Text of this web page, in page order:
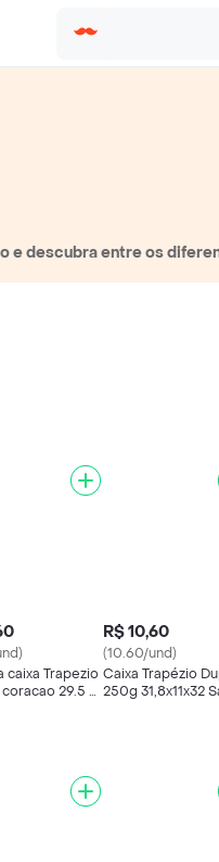
e descubra entre os
caixa Trapezio
29.5 x
R$ 10,60
(10.60/und)
Caixa Trapézio
250g 31,8x11x32